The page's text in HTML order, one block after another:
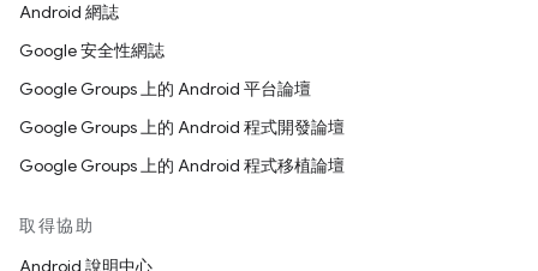
Android 網誌
Google 安全性網誌
Google Groups 上的 Android 平台論壇
Google Groups 上的 Android 程式開發論壇
Google Groups 上的 Android 程式移植論壇
取得協助
Android 說明中心